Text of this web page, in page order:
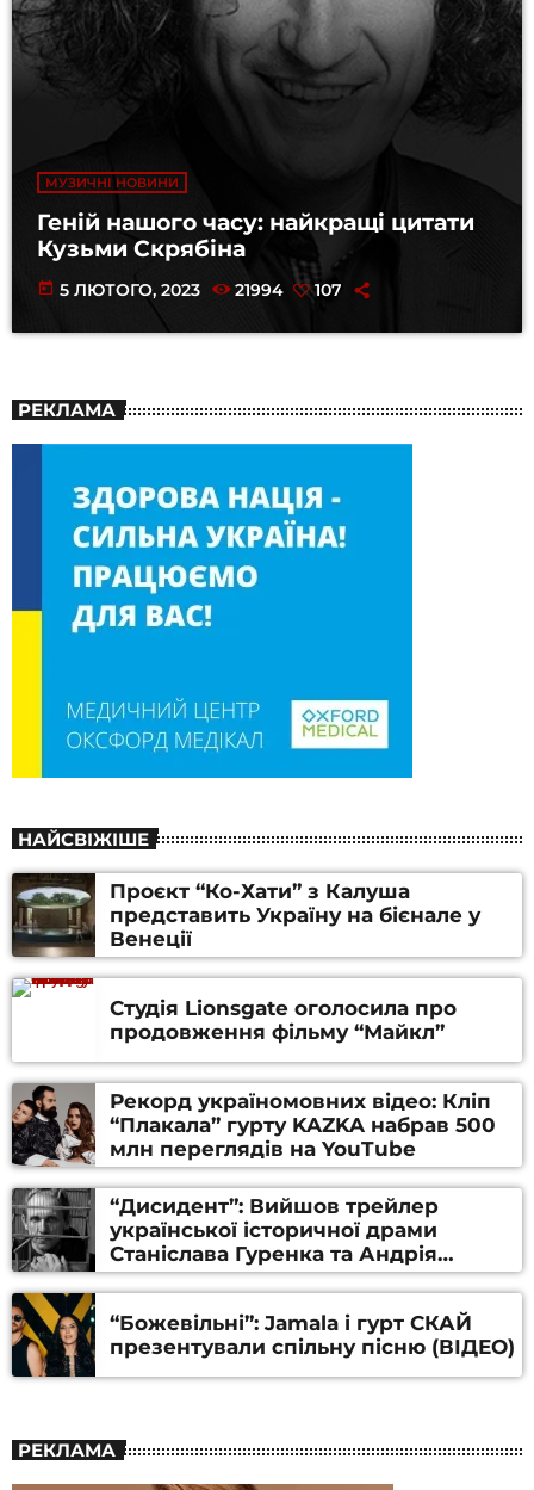
МУЗИЧНІ НОВИНИ
Геній нашого часу: найкращі цитати
Кузьми Скрябіна
today 5 ЛЮТОГО, 2023 21994 107
РЕКЛАМА
НАЙСВІЖІШЕ
Проєкт “Ко-Хати” з Калуша
представить Україну на бієнале у
Венеції
Студія Lionsgate оголосила про
продовження фільму “Майкл”
Рекорд україномовних відео: Кліп
“Плакала” гурту KAZKA набрав 500
млн переглядів на YouTube
“Дисидент”: Вийшов трейлер
української історичної драми
Станіслава Гуренка та Андрія
Алфьорова (ВІДЕО)
“Божевільні”: Jamala і гурт СКАЙ
презентували спільну пісню (ВІДЕО)
РЕКЛАМА